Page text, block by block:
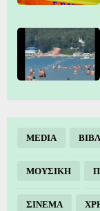
MEDIA
ΜΟΥΣΙΚΗ
ΣΙΝΕΜΑ